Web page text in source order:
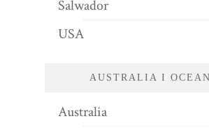
Salwador
USA
AUSTRALIA I
Australia